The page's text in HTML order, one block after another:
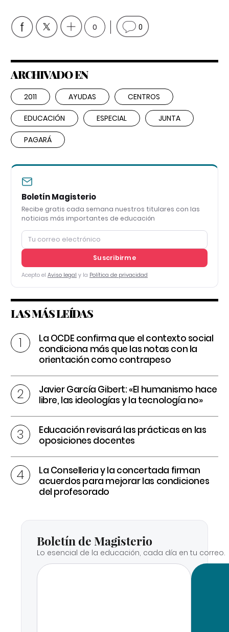
0 0
ARCHIVADO EN
2011 AYUDAS CENTROS
EDUCACIÓN ESPECIAL JUNTA
PAGARÁ
Boletín Magisterio
Recibe gratis cada semana nuestros titulares con las
noticias más importantes de educación
Suscribirme
Acepto el Aviso legal y la Política de privacidad
LAS MÁS LEÍDAS
La OCDE confirma que el contexto social
condiciona más que las notas con la
orientación como contrapeso
Javier García Gibert: «El humanismo hace
libre, las ideologías y la tecnología no»
Educación revisará las prácticas en las
oposiciones docentes
La Conselleria y la concertada firman
acuerdos para mejorar las condiciones
del profesorado
Boletín de Magisterio
Lo esencial de la educación, cada día en tu correo.